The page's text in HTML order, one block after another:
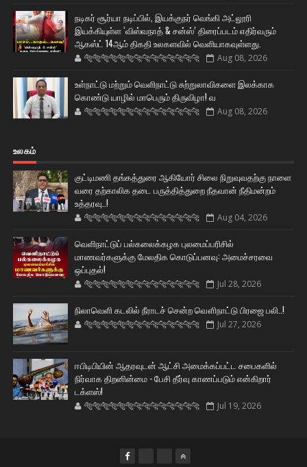
நடிகர் சூர்யா நடிப்பில், இயக்குநர் வெங்கி அட்லூரி
இயக்கியுள்ள ‘விஸ்வநாத் & சன்ஸ்’ திரைப்படம் எதிர்வரும்
ஆகஸ்ட் 14ஆம் திகதி உலகளவில் வெளியாகவுள்ளது.
🐅🐅🐅🐅🐅🐅🐆🐆🐆🐆🐆🐆🐆🐆 Aug 08, 2026
உள்நாட்டு மற்றும் வெளிநாட்டு சுற்றுலாவிகளை இலக்காக
கொண்டு யாழில் மாபெரும் திருவிழா! வ
🐅🐅🐅🐅🐅🐅🐆🐆🐆🐆🐆🐆🐆🐆 Aug 08, 2026
உலகம்
குட்டிமணி தங்கத்துரை ஆகியோர் சிலை நிறுவுவதற்கு நாளை
வரை தற்காலிக தடை பருத்தித்துறை நீதவான் நீதிமன்றம்
உத்தரவு..!
🐅🐅🐅🐅🐅🐅🐆🐆🐆🐆🐆🐆🐆🐆 Aug 04, 2026
வெளிநாட்டுப் பல்கலைக்கழக புலமைப்பரிசில்
மாணவர்களுக்கு மேலதிக கொடுப்பனவு: அமைச்சரவை
ஒப்புதல்!
🐅🐅🐅🐅🐅🐅🐆🐆🐆🐆🐆🐆🐆🐆 Jul 28, 2026
நிலாவெளி கடலில் நீராடச் சென்ற வௌிநாட்டு பிரஜை பலி..!
🐅🐅🐅🐅🐅🐅🐆🐆🐆🐆🐆🐆🐆🐆 Jul 27, 2026
ஈபிடிபியின் ஆதரவுடன் ஆட்சி அமைக்கப்பட்ட சபைகளில்
நிர்வாக திறனின்மை - பேசி தீர்வு காணப்படும் என்கிறார்
டக்ளஸ்!
🐅🐅🐅🐅🐅🐅🐆🐆🐆🐆🐆🐆🐆🐆 Jul 19, 2026